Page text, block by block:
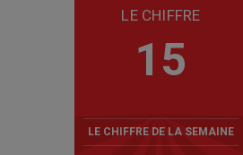
LE CHIFFRE
15
LE CHIFFRE DE LA SEMAINE